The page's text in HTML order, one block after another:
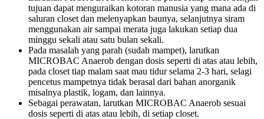
tujuan dapat menguraikan kotoran manusia yang mana ada di
saluran closet dan melenyapkan baunya, selanjutnya siram
menggunakan air sampai merata juga lakukan setiap dua
minggu sekali atau satu bulan sekali.
Pada masalah yang parah (sudah mampet), larutkan
MICROBAC Anaerob dengan dosis seperti di atas atau lebih,
pada closet tiap malam saat mau tidur selama 2-3 hari, selagi
pencetus mampetnya tidak berasal dari bahan anorganik
misalnya plastik, logam, dan lainnya.
Sebagai perawatan, larutkan MICROBAC Anaerob sesuai
dosis seperti di atas atau lebih, di setiap closet.